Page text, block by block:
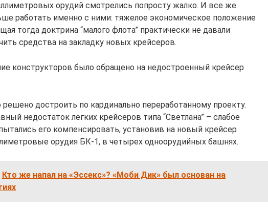
орудий смотрелись попросту жалко. И все же
работать именно с ними: тяжелое экономическое положение
тогда доктрина “малого флота” практически не давали
средства на закладку новых крейсеров.
конструкторов было обращено на недостроенный крейсер
достроить по кардинально переработанному проекту.
недостаток легких крейсеров типа “Светлана” – слабое
его компенсировать, установив на новый крейсер
орудия БК-1, в четырех одноорудийных башнях.
Кто же напал на «Эссекс»? «Моби Дик» был основан на